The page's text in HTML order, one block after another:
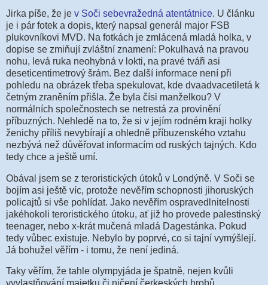
Jirka píše, že je v Soči sebevražedná atentátnice. U článku
je i pár fotek a dopis, který napsal generál major FSB
plukovníkovi MVD. Na fotkách je zmlácená mladá holka, v
dopise se zmiňují zvláštní znamení: Pokulhavá na pravou
nohu, levá ruka neohybná v lokti, na pravé tváři asi
deseticentimetrový šrám. Bez další informace není při
pohledu na obrázek třeba spekulovat, kde dvaadvacetiletá k
četným zraněním přišla. Že byla čísi manželkou? V
normálních společnostech se netrestá za provinění
příbuzných. Nehledě na to, že si v jejím rodném kraji holky
ženichy příliš nevybírají a ohledně příbuzenského vztahu
nezbývá než důvěřovat informacím od ruských tajných. Kdo
tedy chce a ještě umí.
Obával jsem se z teroristických útoků v Londýně. V Soči se
bojím asi ještě víc, protože nevěřím schopnosti jihoruských
policajtů si vše pohlídat. Jako nevěřím ospravedlnitelnosti
jakéhokoli teroristického útoku, ať již ho provede palestinský
teenager, nebo x-krát mučená mladá Dagestánka. Pokud
tedy vůbec existuje. Nebylo by poprvé, co si tajní vymýšlejí.
Já bohužel věřím - i tomu, že není jediná.
Taky věřím, že tahle olympyjáda je špatně, nejen kvůli